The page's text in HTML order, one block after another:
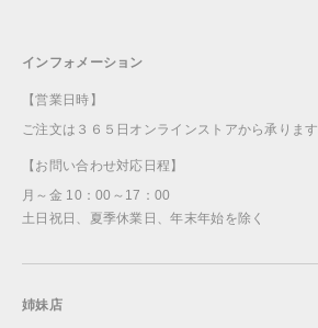
インフォメーション
【営業日時】
ご注文は３６５日オンラインストアから承ります
【お問い合わせ対応日程】
月～金 10：00～17：00
土日祝日、夏季休業日、年末年始を除く
姉妹店